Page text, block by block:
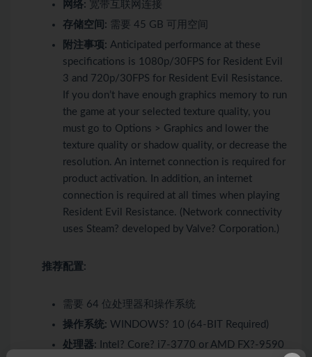
网络: 宽带互联网连接
存储空间: 需要 45 GB 可用空间
附注事项: Anticipated performance at these
specifications is 1080p/30FPS for Resident Evil
3 and 720p/30FPS for Resident Evil Resistance.
If you don’t have enough graphics memory to run
the game at your selected texture quality, you
must go to Options > Graphics and lower the
texture quality or shadow quality, or decrease the
resolution. An internet connection is required for
product activation. In addition, an internet
connection is required at all times when playing
Resident Evil Resistance. (Network connectivity
uses Steam? developed by Valve? Corporation.)
推荐配置:
需要 64 位处理器和操作系统
操作系统: WINDOWS? 10 (64-BIT Required)
处理器: Intel? Core? i7-3770 or AMD FX?-9590